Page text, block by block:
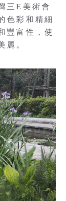
三E美術會
色彩和精細
豐富性，使
麗。